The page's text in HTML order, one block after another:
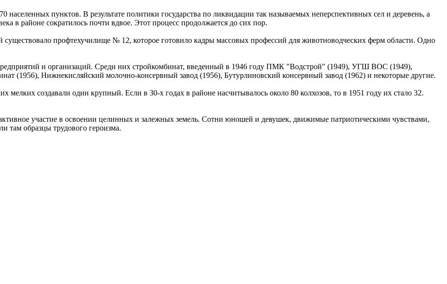
населенных пунктов. В результате политики государства по ликвидации так называемых неперспективных сел и деревень, а
в районе сократилось почти вдвое. Этот процесс продолжается до сих пор.
существовало профтехучилище № 12, которое готовило кадры массовых профессий для животноводческих ферм области. Одно
и организаций. Среди них стройкомбинат, введенный в 1946 году ПМК "Водстрой" (1949), УГШ ВОС (1949),
(1956), Нижнекисляйский молочно-консервный завод (1956), Бутурлиновский консервный завод (1962) и некоторые другие.
мелких создавали один крупный. Если в 30-х годах в районе насчитывалось около 80 колхозов, то в 1951 году их стало 32.
участие в освоении целинных и залежных земель. Сотни юношей и девушек, движимые патриотическими чувствами,
там образцы трудового героизма.